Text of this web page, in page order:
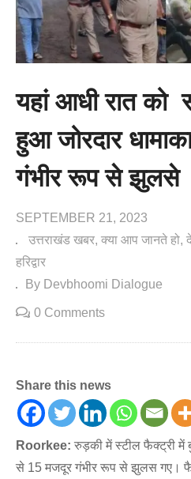
यहां आधी रात को
हुआ जोरदार
गंभीर रूप से झुलसे
SEPTEMBER 21, 2023
उत्तराखंड खबर क्या आप जानते हो
हरिद्वार
By Devbhoomi Dialogue
0 Comments
Share this news
Roorkee: रुड़की में स्टील फैक्ट्री में
से 15 मजदूर गंभीर रूप से झुलस गए।